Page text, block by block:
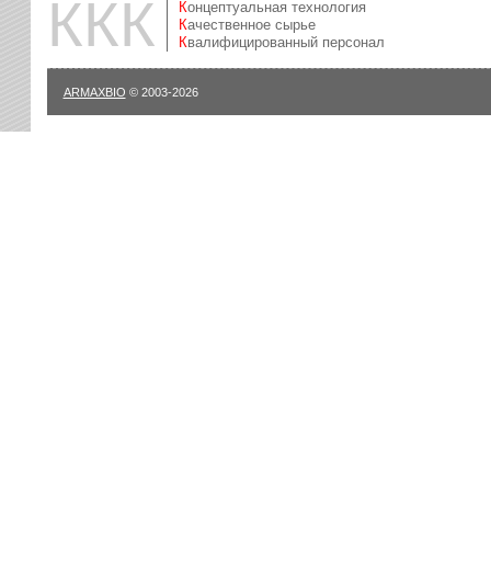
ККК
Концептуальная технология
Качественное сырье
Квалифицированный персонал
ARMAXBIO © 2003-2026